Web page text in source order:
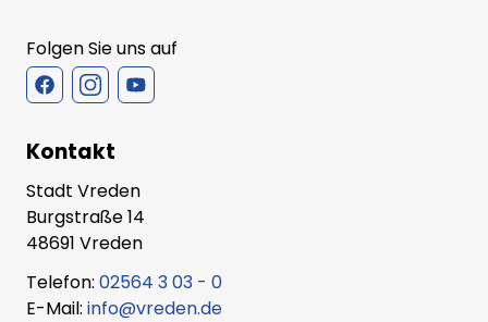
Folgen Sie uns auf
Kontakt
Stadt Vreden
Burgstraße 14
48691 Vreden
Telefon: 02564 3 03 - 0
E-Mail: info@vreden.de